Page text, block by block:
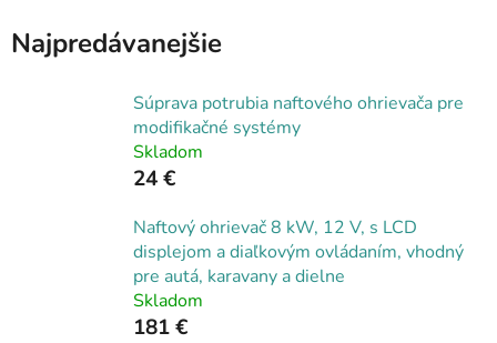
Najpredávanejšie
Súprava potrubia naftového ohrievača pre
modifikačné systémy
Skladom
24 €
Naftový ohrievač 8 kW, 12 V, s LCD
displejom a diaľkovým ovládaním, vhodný
pre autá, karavany a dielne
Skladom
181 €